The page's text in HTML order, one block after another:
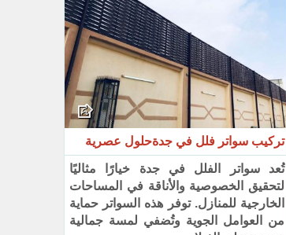
تركيب سواتر فلل في جدةحلول عصرية
تُعد سواتر الفلل في جدة خيارًا مثاليًا
لتحقيق الخصوصية والأناقة في المساحات
الخارجية للمنازل. توفر هذه السواتر حماية
من العوامل الجوية وتُضفي لمسة جمالية